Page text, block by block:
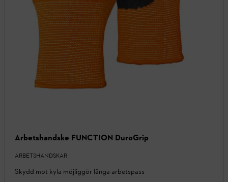
Arbetshandske FUNCTION DuroGrip
ARBETSHANDSKAR
Skydd mot kyla möjliggör långa arbetspass